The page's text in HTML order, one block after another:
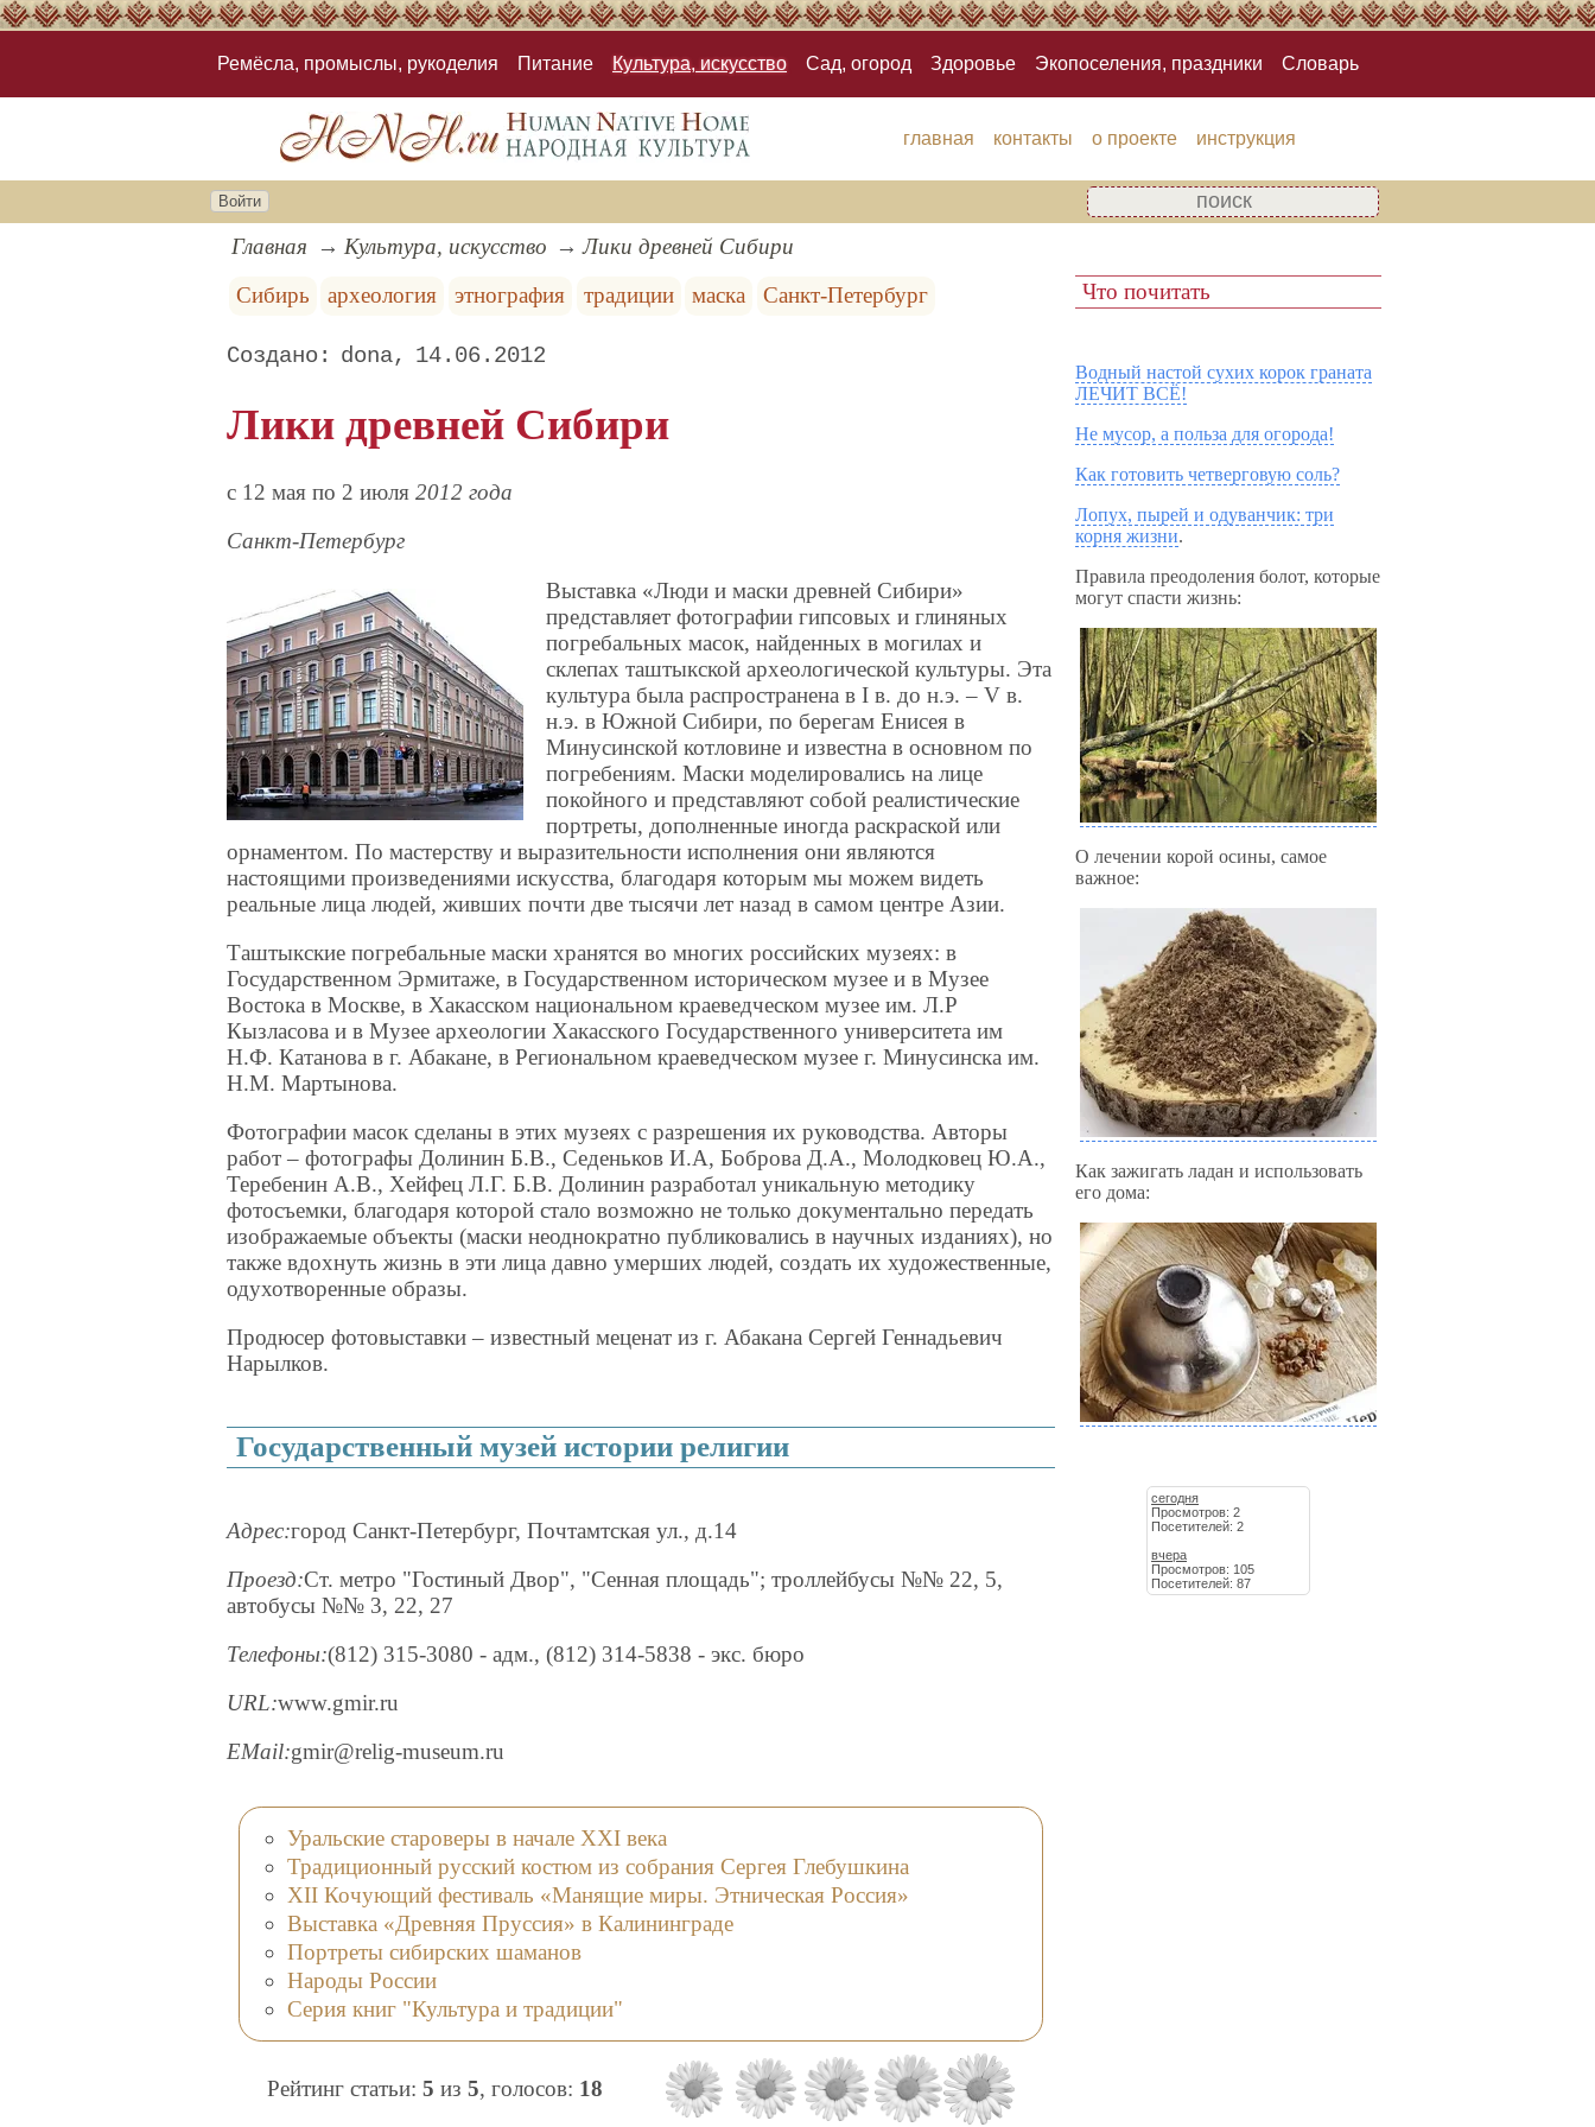
Ремёсла, промыслы, рукоделия Питание Культура, искусство Сад, огород Здоровье Экопоселения, праздники Словарь
главная контакты о проекте инструкция
Войти
Главная Культура, искусство
Лики древней Сибири
Сибирь
археология этнография традиции маска Санкт-Петербург
dona 14.06.2012
Лики древней Сибири
c 12 мая по 2 июля 2012 года
Санкт-Петербург
Выставка «Люди и маски древней Сибири»
представляет фотографии гипсовых и глиняных
погребальных масок, найденных в могилах и
склепах таштыкской археологической культуры. Эта
культура была распространена в I в. до н.э. – V в.
н.э. в Южной Сибири, по берегам Енисея в
Минусинской котловине и известна в основном по
погребениям. Маски моделировались на лице
покойного и представляют собой реалистические
портреты, дополненные иногда раскраской или
орнаментом. По мастерству и выразительности исполнения они являются
настоящими произведениями искусства, благодаря которым мы можем видеть
реальные лица людей, живших почти две тысячи лет назад в самом центре Азии.
Таштыкские погребальные маски хранятся во многих российских музеях: в
Государственном Эрмитаже, в Государственном историческом музее и в Музее
Востока в Москве, в Хакасском национальном краеведческом музее им. Л.Р
Кызласова и в Музее археологии Хакасского Государственного университета им
Н.Ф. Катанова в г. Абакане, в Региональном краеведческом музее г. Минусинска им.
Н.М. Мартынова.
Фотографии масок сделаны в этих музеях с разрешения их руководства. Авторы
работ – фотографы Долинин Б.В., Седеньков И.А, Боброва Д.А., Молодковец Ю.А.,
Теребенин А.В., Хейфец Л.Г. Б.В. Долинин разработал уникальную методику
фотосъемки, благодаря которой стало возможно не только документально передать
изображаемые объекты (маски неоднократно публиковались в научных изданиях), но
также вдохнуть жизнь в эти лица давно умерших людей, создать их художественные,
одухотворенные образы.
Продюсер фотовыставки – известный меценат из г. Абакана Сергей Геннадьевич
Нарылков.
Государственный музей истории религии
Адрес:город Санкт-Петербург, Почтамтская ул., д.14
Проезд:Ст. метро "Гостиный Двор", "Сенная площадь"; троллейбусы №№ 22, 5,
автобусы №№ 3, 22, 27
Телефоны:(812) 315-3080 - адм., (812) 314-5838 - экс. бюро
URL:www.gmir.ru
EMail:gmir@relig-museum.ru
Уральские староверы в начале XXI века
Традиционный русский костюм из собрания Сергея Глебушкина
XII Кочующий фестиваль «Манящие миры. Этническая Россия»
Выставка «Древняя Пруссия» в Калининграде
Портреты сибирских шаманов
Народы России
Серия книг "Культура и традиции"
Рейтинг статьи: 5 из 5, голосов: 18
Что почитать
Водный настой сухих корок граната
ЛЕЧИТ ВСЁ!
Не мусор, а польза для огорода!
Как готовить четверговую соль?
Лопух, пырей и одуванчик: три
корня жизни.
Правила преодоления болот, которые
могут спасти жизнь:
О лечении корой осины, самое
важное:
Как зажигать ладан и использовать
его дома:
сегодня
Просмотров: 2
Посетителей: 2
вчера
Просмотров: 105
Посетителей: 87